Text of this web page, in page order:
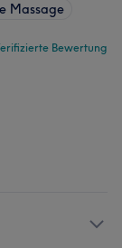
Massage
Bewertung